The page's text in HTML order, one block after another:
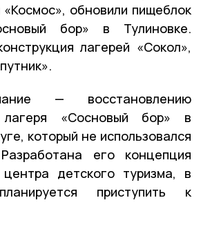
обновили пищеблок
бор» в Тулиновке.
лагерей «Сокол»,
— восстановлению
лагеря «Сосновый бор» в
который не использовался
его концепция
детского туризма, в
приступить к